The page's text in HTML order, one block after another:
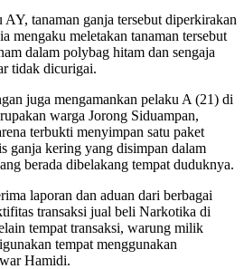
tanaman ganja tersebut diperkirakan
mengaku meletakan tanaman tersebut
dalam polybag hitam dan sengaja
tidak dicurigai.
juga mengamankan pelaku A (21) di
warga Jorong Siduampan,
terbukti menyimpan satu paket
ganja kering yang disimpan dalam
berada dibelakang tempat duduknya.
laporan dan aduan dari berbagai
transaksi jual beli Narkotika di
tempat transaksi, warung milik
tempat menggunakan
Hamidi.